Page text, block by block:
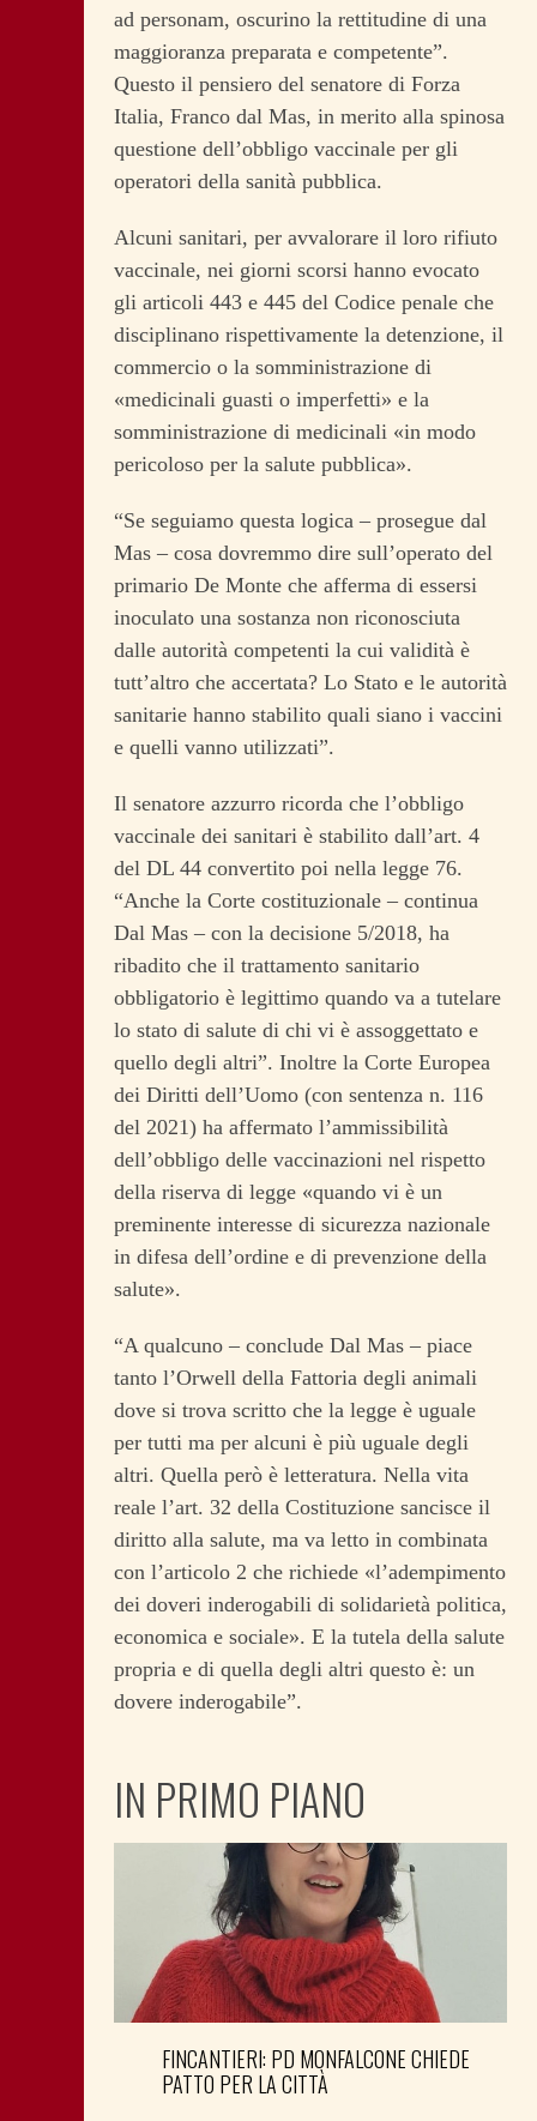
ad personam, oscurino la rettitudine di una
maggioranza preparata e competente”.
Questo il pensiero del senatore di Forza
Italia, Franco dal Mas, in merito alla spinosa
questione dell’obbligo vaccinale per gli
operatori della sanità pubblica.
Alcuni sanitari, per avvalorare il loro rifiuto
vaccinale, nei giorni scorsi hanno evocato
gli articoli 443 e 445 del Codice penale che
disciplinano rispettivamente la detenzione, il
commercio o la somministrazione di
«medicinali guasti o imperfetti» e la
somministrazione di medicinali «in modo
pericoloso per la salute pubblica».
“Se seguiamo questa logica – prosegue dal
Mas – cosa dovremmo dire sull’operato del
primario De Monte che afferma di essersi
inoculato una sostanza non riconosciuta
dalle autorità competenti la cui validità è
tutt’altro che accertata? Lo Stato e le autorità
sanitarie hanno stabilito quali siano i vaccini
e quelli vanno utilizzati”.
Il senatore azzurro ricorda che l’obbligo
vaccinale dei sanitari è stabilito dall’art. 4
del DL 44 convertito poi nella legge 76.
“Anche la Corte costituzionale – continua
Dal Mas – con la decisione 5/2018, ha
ribadito che il trattamento sanitario
obbligatorio è legittimo quando va a tutelare
lo stato di salute di chi vi è assoggettato e
quello degli altri”. Inoltre la Corte Europea
dei Diritti dell’Uomo (con sentenza n. 116
del 2021) ha affermato l’ammissibilità
dell’obbligo delle vaccinazioni nel rispetto
della riserva di legge «quando vi è un
preminente interesse di sicurezza nazionale
in difesa dell’ordine e di prevenzione della
salute».
“A qualcuno – conclude Dal Mas – piace
tanto l’Orwell della Fattoria degli animali
dove si trova scritto che la legge è uguale
per tutti ma per alcuni è più uguale degli
altri. Quella però è letteratura. Nella vita
reale l’art. 32 della Costituzione sancisce il
diritto alla salute, ma va letto in combinata
con l’articolo 2 che richiede «l’adempimento
dei doveri inderogabili di solidarietà politica,
economica e sociale». E la tutela della salute
propria e di quella degli altri questo è: un
dovere inderogabile”.
IN PRIMO PIANO
FINCANTIERI: PD MONFALCONE CHIEDE
PATTO PER LA CITTÀ